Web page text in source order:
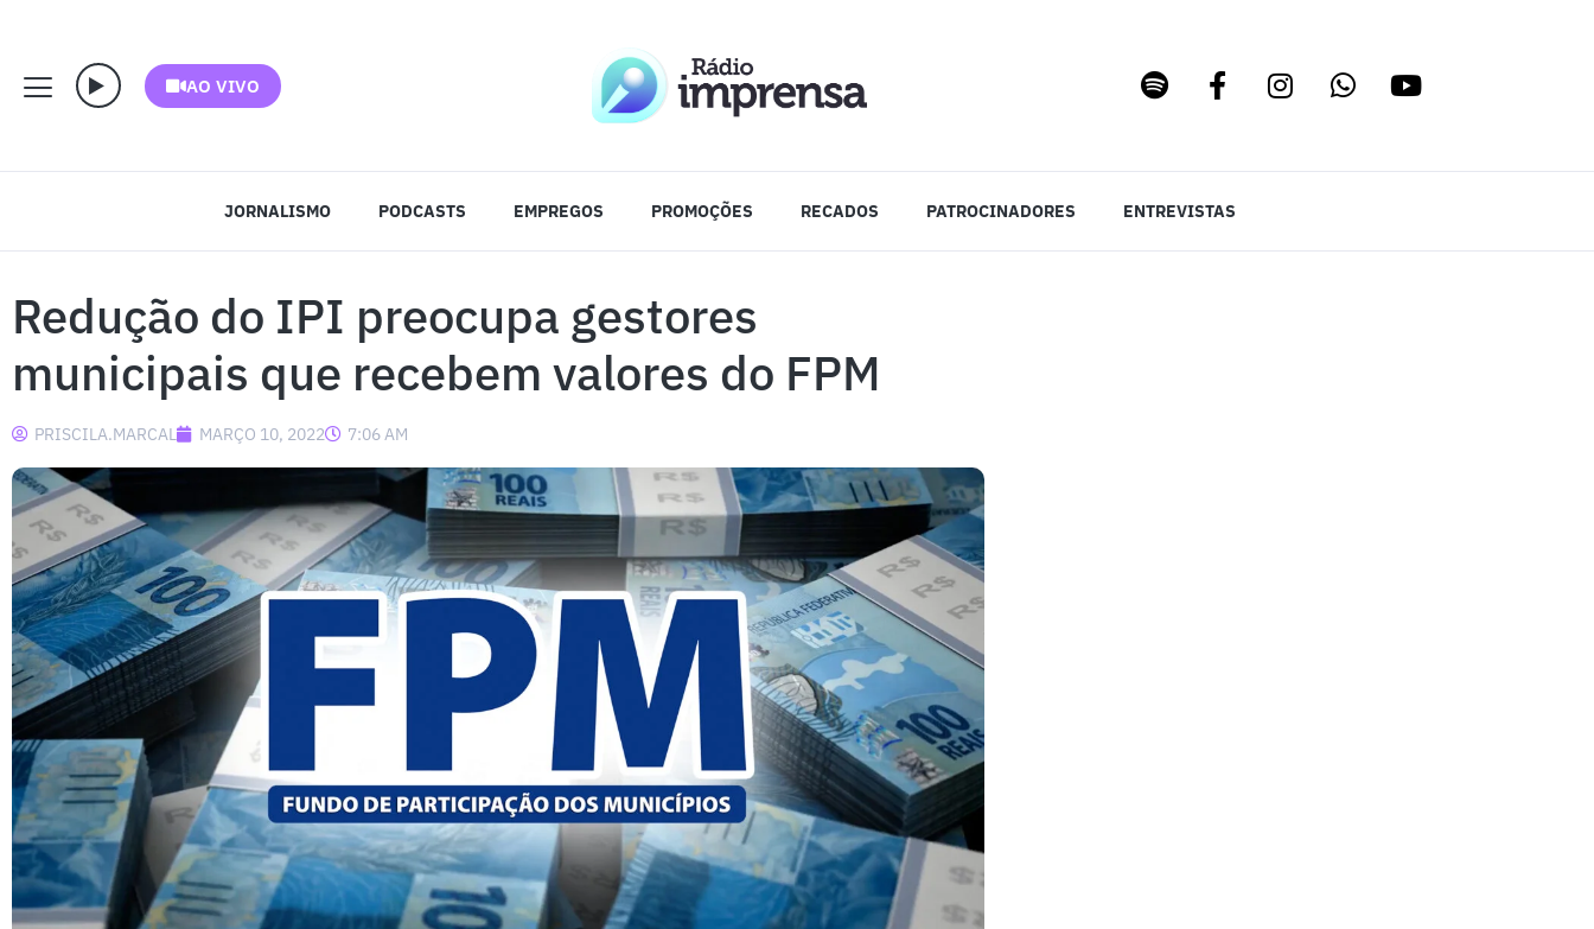
AO VIVO
JORNALISMO PODCASTS EMPREGOS PROMOÇÕES RECADOS PATROCINADORES ENTREVISTAS
Redução do IPI preocupa gestores
municipais que recebem valores do FPM
PRISCILA.MARCAL MARÇO 10, 2022 7:06 AM